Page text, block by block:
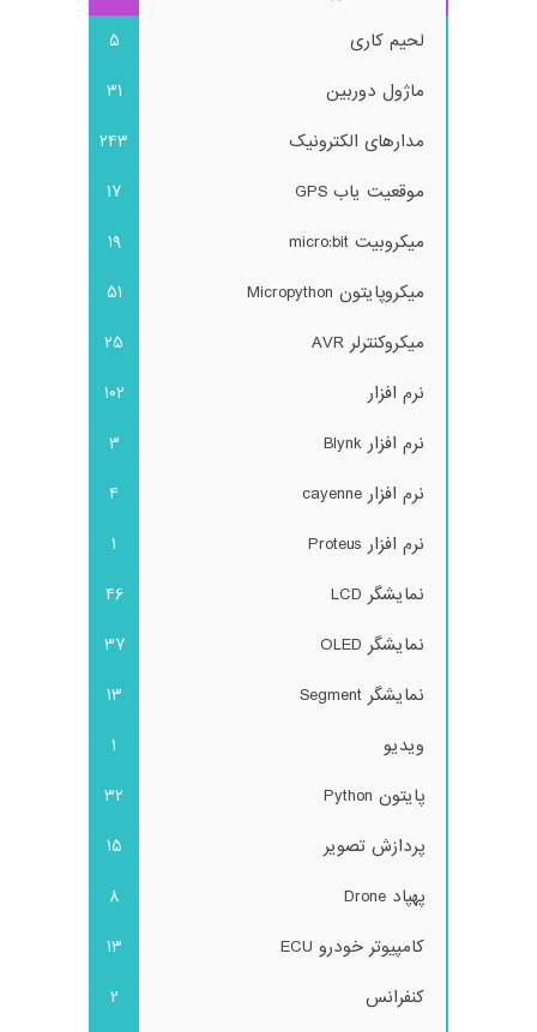
لحیم کاری
5
ماژول دوربین
31
مدارهای الکترونیک
243
موقعیت یاب GPS
17
میکروبیت micro:bit
19
میکروپایتون Micropython
51
میکروکنترلر AVR
25
نرم افزار
102
نرم افزار Blynk
3
نرم افزار cayenne
4
نرم افزار Proteus
1
نمایشگر LCD
46
نمایشگر OLED
37
نمایشگر Segment
13
ویدیو
1
پایتون Python
32
پردازش تصویر
15
پهپاد Drone
8
کامپیوتر خودرو ECU
13
کنفرانس
2